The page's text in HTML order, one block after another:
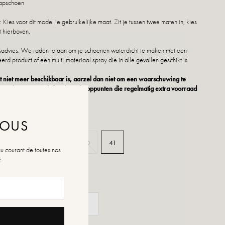
voor dit model je gebruikelijke maat. Zit je tussen twee maten in, kies
hierboven.
We raden je aan om je schoenen waterdicht te maken met een
product of een multi-materiaal spray die in alle gevallen geschikt is.
niet meer beschikbaar is, aarzel dan niet om een waarschuwing te
onze verschillende verkooppunten die regelmatig extra voorraad
40 41
maten
courant de toutes nos